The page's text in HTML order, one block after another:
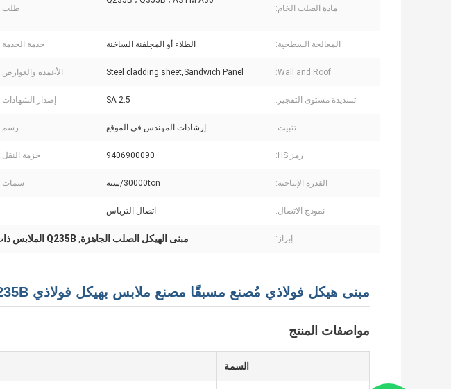
مادة الصلب الخام:
طلب:
المعالجة السطحية: الطلاء أو المجلفنة الساخنة خدمة الخدمة:
Wall and Roof:
Steel cladding sheet,Sandwich Panel الأعمدة والعوارض:
تسديدة مستوى التفجير: SA 2.5 إصدار الشهادات:
تثبيت: إرشادات المهندس في الموقع رسم:
رمز HS: 9406900090 حزمة النقل:
القدرة الإنتاجية: 30000ton/سنة سمات:
نموذج الاتصال: اتصال الترباس
إبراز: مبنى الهيكل الصلب الجاهزة, Q235B الملابس ذات البنية الفولاذية
مبنى هيكل فولاذي مُصنع مسبقًا مصنع ملابس بهيكل فولاذي Q235B
مواصفات المنتج
السمة